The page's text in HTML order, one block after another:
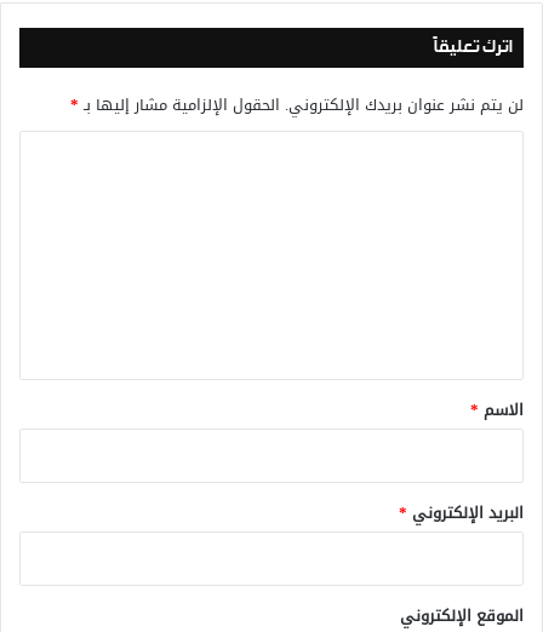
اترك تعليقاً
لن يتم نشر عنوان بريدك الإلكتروني. الحقول الإلزامية مشار إليها بـ*
*
الاسم *
البريد الإلكتروني *
الموقع الإلكتروني